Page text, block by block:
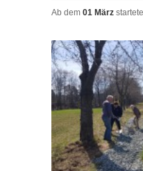
Ab dem 01 März